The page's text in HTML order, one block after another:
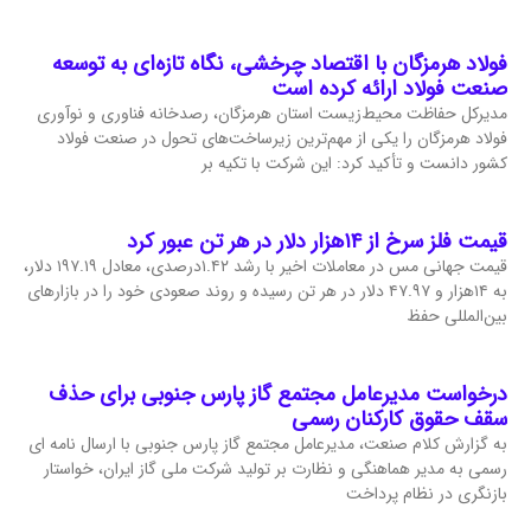
فولاد هرمزگان با اقتصاد چرخشی، نگاه تازه‌ای به توسعه
صنعت فولاد ارائه کرده است
مدیرکل حفاظت محیط‌زیست استان هرمزگان، رصدخانه فناوری و نوآوری
فولاد هرمزگان را یکی از مهم‌ترین زیرساخت‌های تحول در صنعت فولاد
کشور دانست و تأکید کرد: این شرکت با تکیه بر
قیمت فلز سرخ از ۱۴هزار دلار در هر تن عبور کرد
قیمت جهانی مس در معاملات اخیر با رشد ۱.۴۲درصدی، معادل ۱۹۷.۱۹ دلار،
به ۱۴هزار و ۴۷.۹۷ دلار در هر تن رسیده و روند صعودی خود را در بازارهای
بین‌المللی حفظ
درخواست مدیرعامل مجتمع گاز پارس جنوبی برای حذف
سقف حقوق کارکنان رسمی
به گزارش کلام صنعت، مدیرعامل مجتمع گاز پارس جنوبی با ارسال نامه ای
رسمی به مدیر هماهنگی و نظارت بر تولید شرکت ملی گاز ایران، خواستار
بازنگری در نظام پرداخت